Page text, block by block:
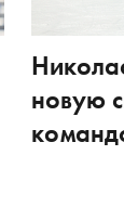
новую